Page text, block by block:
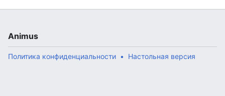
Animus
Политика конфиденциальности Настольная версия